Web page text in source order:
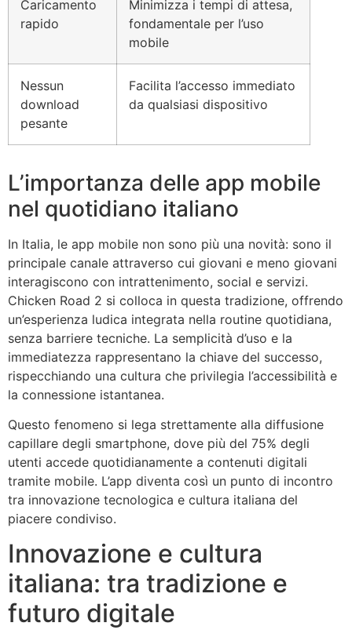
Caricamento
rapido
Minimizza i tempi di attesa,
fondamentale per l’uso
mobile
Nessun
download
pesante
Facilita l’accesso immediato
da qualsiasi dispositivo
L’importanza delle app mobile
nel quotidiano italiano
In Italia, le app mobile non sono più una novità: sono il
principale canale attraverso cui giovani e meno giovani
interagiscono con intrattenimento, social e servizi.
Chicken Road 2 si colloca in questa tradizione, offrendo
un’esperienza ludica integrata nella routine quotidiana,
senza barriere tecniche. La semplicità d’uso e la
immediatezza rappresentano la chiave del successo,
rispecchiando una cultura che privilegia l’accessibilità e
la connessione istantanea.
Questo fenomeno si lega strettamente alla diffusione
capillare degli smartphone, dove più del 75% degli
utenti accede quotidianamente a contenuti digitali
tramite mobile. L’app diventa così un punto di incontro
tra innovazione tecnologica e cultura italiana del
piacere condiviso.
Innovazione e cultura
italiana: tra tradizione e
futuro digitale